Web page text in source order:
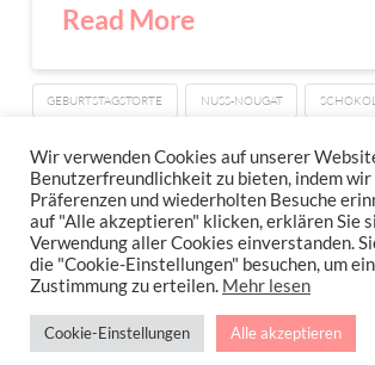
Read More
GEBURTSTAGSTORTE NUSS-NOUGAT
IMPRESSUM
NEWSLETTER
Gesund Leben, Abnehmen, Zuckerfrei Backen,
!
Wir verwenden Cookies auf unserer
Benutzerfreundlichkeit zu bieten, indem wir
Präferenzen und wiederholten Besuche
auf "Alle akzeptieren" klicken, erklären Sie
Verwendung aller Cookies einverstanden.
die "Cookie-Einstellungen" besuchen, um
Zustimmung zu erteilen. Mehr lesen
Cookie-Einstellungen Alle akzeptieren